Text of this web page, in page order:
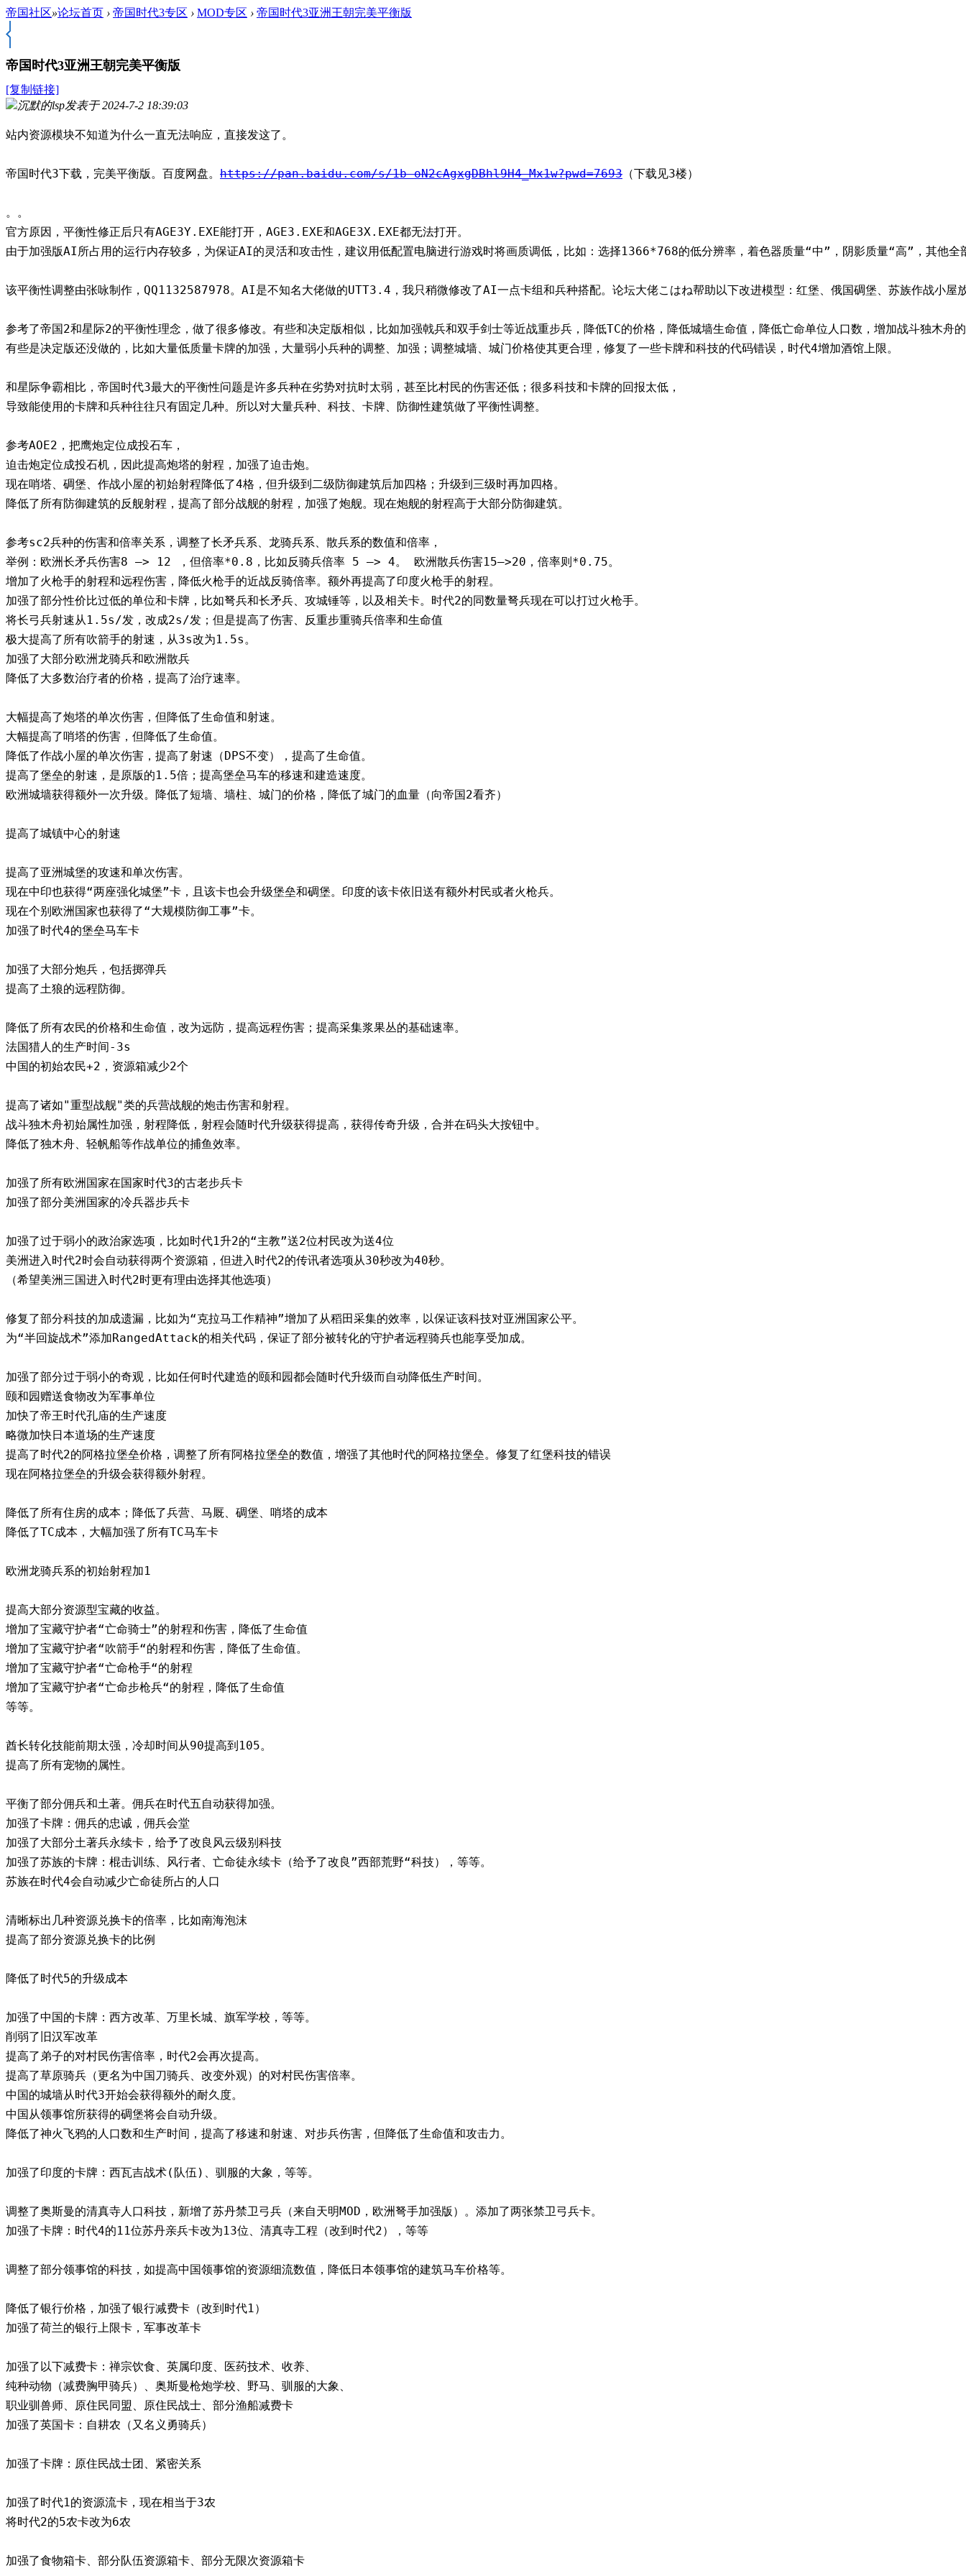
帝国社区»论坛首页 › 帝国时代3专区 › MOD专区 › 帝国时代3亚洲王朝完美平衡版
帝国时代3亚洲王朝完美平衡版
[复制链接]
沉默的lsp发表于 2024-7-2 18:39:03
站内资源模块不知道为什么一直无法响应，直接发这了。
帝国时代3下载，完美平衡版。百度网盘。 https://pan.baidu.com/s/1b-oN2cAgxgDBhl9H4_Mx1w?pwd=7693 （下载见3楼）
。。
官方原因，平衡性修正后只有AGE3Y.EXE能打开，AGE3.EXE和AGE3X.EXE都无法打开。
由于加强版AI所占用的运行内存较多，为保证AI的灵活和攻击性，建议用低配置电脑进行游戏时将画质调低，比如：选择1366*768的低分辨率，着色器质量“中”，阴影质量“高”，其他全
该平衡性调整由张咏制作，QQ1132587978。AI是不知名大佬做的UTT3.4，我只稍微修改了AI一点卡组和兵种搭配。论坛大佬こはね帮助以下改进模型：红堡、俄国碉堡、苏族作战小屋
参考了帝国2和星际2的平衡性理念，做了很多修改。有些和决定版相似，比如加强戟兵和双手剑士等近战重步兵，降低TC的价格，降低城墙生命值，降低亡命单位人口数，增加战斗独木舟
有些是决定版还没做的，比如大量低质量卡牌的加强，大量弱小兵种的调整、加强；调整城墙、城门价格使其更合理，修复了一些卡牌和科技的代码错误，时代4增加酒馆上限。
和星际争霸相比，帝国时代3最大的平衡性问题是许多兵种在劣势对抗时太弱，甚至比村民的伤害还低；很多科技和卡牌的回报太低，
导致能使用的卡牌和兵种往往只有固定几种。所以对大量兵种、科技、卡牌、防御性建筑做了平衡性调整。
参考AOE2，把鹰炮定位成投石车，
迫击炮定位成投石机，因此提高炮塔的射程，加强了迫击炮。
现在哨塔、碉堡、作战小屋的初始射程降低了4格，但升级到二级防御建筑后加四格；升级到三级时再加四格。
降低了所有防御建筑的反舰射程，提高了部分战舰的射程，加强了炮舰。现在炮舰的射程高于大部分防御建筑。
参考sc2兵种的伤害和倍率关系，调整了长矛兵系、龙骑兵系、散兵系的数值和倍率，
举例：欧洲长矛兵伤害8 —> 12 ，但倍率*0.8，比如反骑兵倍率 5 —> 4。 欧洲散兵伤害15—>20，倍率则*0.75。
增加了火枪手的射程和远程伤害，降低火枪手的近战反骑倍率。额外再提高了印度火枪手的射程。
加强了部分性价比过低的单位和卡牌，比如弩兵和长矛兵、攻城锤等，以及相关卡。时代2的同数量弩兵现在可以打过火枪手。
将长弓兵射速从1.5s/发，改成2s/发；但是提高了伤害、反重步重骑兵倍率和生命值
极大提高了所有吹箭手的射速，从3s改为1.5s。
加强了大部分欧洲龙骑兵和欧洲散兵
降低了大多数治疗者的价格，提高了治疗速率。
大幅提高了炮塔的单次伤害，但降低了生命值和射速。
大幅提高了哨塔的伤害，但降低了生命值。
降低了作战小屋的单次伤害，提高了射速（DPS不变），提高了生命值。
提高了堡垒的射速，是原版的1.5倍；提高堡垒马车的移速和建造速度。
欧洲城墙获得额外一次升级。降低了短墙、墙柱、城门的价格，降低了城门的血量（向帝国2看齐）
提高了城镇中心的射速
提高了亚洲城堡的攻速和单次伤害。
现在中印也获得“两座强化城堡”卡，且该卡也会升级堡垒和碉堡。印度的该卡依旧送有额外村民或者火枪兵。
现在个别欧洲国家也获得了“大规模防御工事”卡。
加强了时代4的堡垒马车卡
加强了大部分炮兵，包括掷弹兵
提高了土狼的远程防御。
降低了所有农民的价格和生命值，改为远防，提高远程伤害；提高采集浆果丛的基础速率。
法国猎人的生产时间-3s
中国的初始农民+2，资源箱减少2个
提高了诸如"重型战舰"类的兵营战舰的炮击伤害和射程。
战斗独木舟初始属性加强，射程降低，射程会随时代升级获得提高，获得传奇升级，合并在码头大按钮中。
降低了独木舟、轻帆船等作战单位的捕鱼效率。
加强了所有欧洲国家在国家时代3的古老步兵卡
加强了部分美洲国家的冷兵器步兵卡
加强了过于弱小的政治家选项，比如时代1升2的“主教”送2位村民改为送4位
美洲进入时代2时会自动获得两个资源箱，但进入时代2的传讯者选项从30秒改为40秒。
（希望美洲三国进入时代2时更有理由选择其他选项）
修复了部分科技的加成遗漏，比如为“克拉马工作精神”增加了从稻田采集的效率，以保证该科技对亚洲国家公平。
为“半回旋战术”添加RangedAttack的相关代码，保证了部分被转化的守护者远程骑兵也能享受加成。
加强了部分过于弱小的奇观，比如任何时代建造的颐和园都会随时代升级而自动降低生产时间。
颐和园赠送食物改为军事单位
加快了帝王时代孔庙的生产速度
略微加快日本道场的生产速度
提高了时代2的阿格拉堡垒价格，调整了所有阿格拉堡垒的数值，增强了其他时代的阿格拉堡垒。修复了红堡科技的错误
现在阿格拉堡垒的升级会获得额外射程。
降低了所有住房的成本；降低了兵营、马厩、碉堡、哨塔的成本
降低了TC成本，大幅加强了所有TC马车卡
欧洲龙骑兵系的初始射程加1
提高大部分资源型宝藏的收益。
增加了宝藏守护者“亡命骑士”的射程和伤害，降低了生命值
增加了宝藏守护者“吹箭手“的射程和伤害，降低了生命值。
增加了宝藏守护者“亡命枪手“的射程
增加了宝藏守护者“亡命步枪兵“的射程，降低了生命值
等等。
酋长转化技能前期太强，冷却时间从90提高到105。
提高了所有宠物的属性。
平衡了部分佣兵和土著。佣兵在时代五自动获得加强。
加强了卡牌：佣兵的忠诚，佣兵会堂
加强了大部分土著兵永续卡，给予了改良风云级别科技
加强了苏族的卡牌：棍击训练、风行者、亡命徒永续卡（给予了改良”西部荒野“科技），等等。
苏族在时代4会自动减少亡命徒所占的人口
清晰标出几种资源兑换卡的倍率，比如南海泡沫
提高了部分资源兑换卡的比例
降低了时代5的升级成本
加强了中国的卡牌：西方改革、万里长城、旗军学校，等等。
削弱了旧汉军改革
提高了弟子的对村民伤害倍率，时代2会再次提高。
提高了草原骑兵（更名为中国刀骑兵、改变外观）的对村民伤害倍率。
中国的城墙从时代3开始会获得额外的耐久度。
中国从领事馆所获得的碉堡将会自动升级。
降低了神火飞鸦的人口数和生产时间，提高了移速和射速、对步兵伤害，但降低了生命值和攻击力。
加强了印度的卡牌：西瓦吉战术(队伍)、驯服的大象，等等。
调整了奥斯曼的清真寺人口科技，新增了苏丹禁卫弓兵（来自天明MOD，欧洲弩手加强版）。添加了两张禁卫弓兵卡。
加强了卡牌：时代4的11位苏丹亲兵卡改为13位、清真寺工程（改到时代2），等等
调整了部分领事馆的科技，如提高中国领事馆的资源细流数值，降低日本领事馆的建筑马车价格等。
降低了银行价格，加强了银行减费卡（改到时代1）
加强了荷兰的银行上限卡，军事改革卡
加强了以下减费卡：禅宗饮食、英属印度、医药技术、收养、
纯种动物（减费胸甲骑兵）、奥斯曼枪炮学校、野马、驯服的大象、
职业驯兽师、原住民同盟、原住民战士、部分渔船减费卡
加强了英国卡：自耕农（又名义勇骑兵）
加强了卡牌：原住民战士团、紧密关系
加强了时代1的资源流卡，现在相当于3农
将时代2的5农卡改为6农
加强了食物箱卡、部分队伍资源箱卡、部分无限次资源箱卡